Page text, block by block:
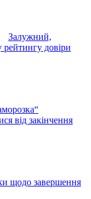
Залужний,
довіри
від закінчення
щодо завершення